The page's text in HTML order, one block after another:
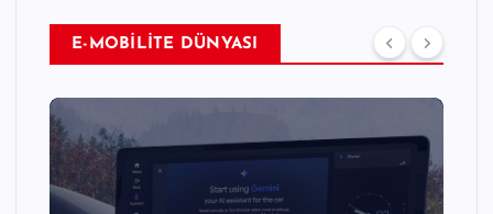
E-MOBİLİTE DÜNYASI